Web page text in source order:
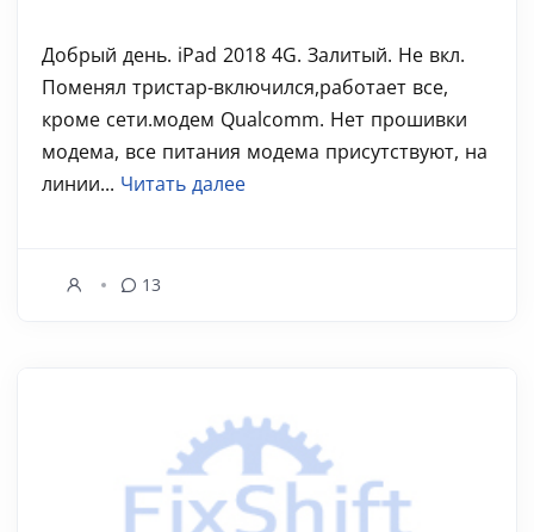
Добрый день. iPad 2018 4G. Залитый. Не вкл.
Поменял тристар-включился,работает все,
кроме сети.модем Qualcomm. Нет прошивки
модема, все питания модема присутствуют, на
линии... Читать далее
13